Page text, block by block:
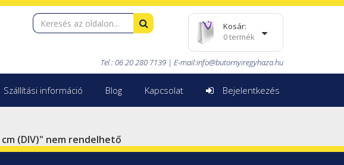
Kosár:
0 termék
Tel.: 06 20 280 7139 | E-mail:info@butornyiregyhaza.hu
Szállítási információ Blog Kapcsolat Bejelentkezés
(DIV)" nem rendelhető